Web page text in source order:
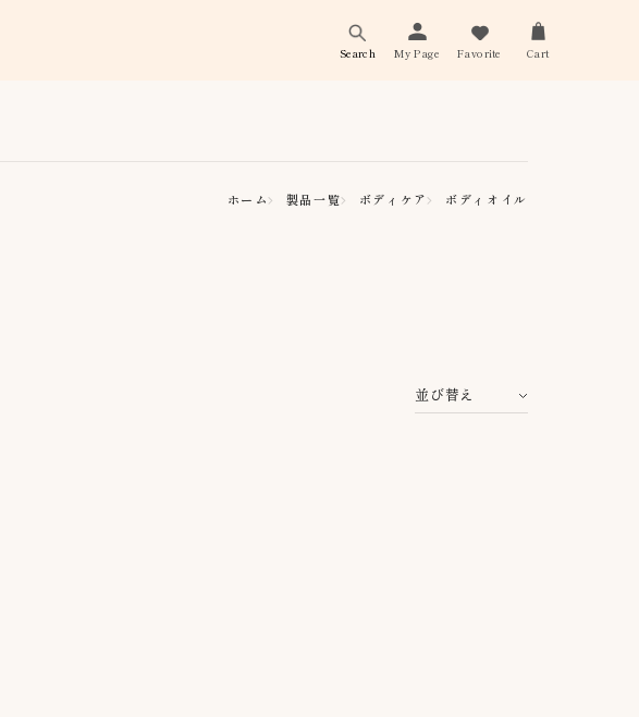
Search My Page Favorite Cart
ホーム 製品一覧 ボディケア ボディオイル
並び替え